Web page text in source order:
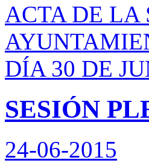
ACTA DE LA
DÍA 30 DE
SESIÓN
24-06-2015